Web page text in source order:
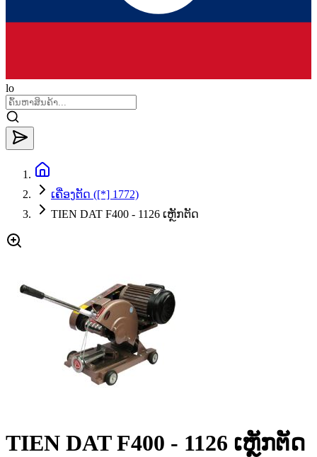
lo
ເຄື່ອງຕັດ ([*] 1772)
TIEN DAT F400 - 1126 ເຫຼັກຕັດ
TIEN DAT F400 - 1126 ເຫຼັກຕັດ